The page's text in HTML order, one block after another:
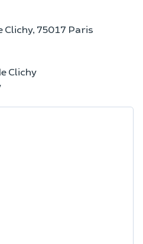
Clichy, 75017 Paris
Clichy